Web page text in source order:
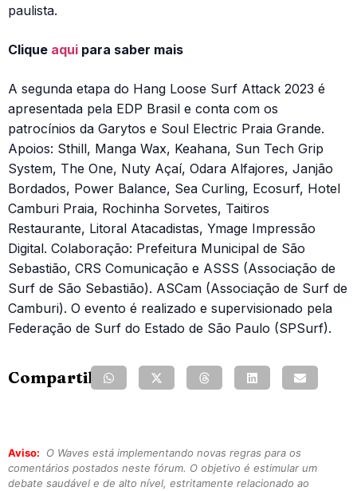
paulista.
Clique aqui para saber mais
A segunda etapa do Hang Loose Surf Attack 2023 é
apresentada pela EDP Brasil e conta com os
patrocínios da Garytos e Soul Electric Praia Grande.
Apoios: Sthill, Manga Wax, Keahana, Sun Tech Grip
System, The One, Nuty Açaí, Odara Alfajores, Janjão
Bordados, Power Balance, Sea Curling, Ecosurf, Hotel
Camburi Praia, Rochinha Sorvetes, Taitiros
Restaurante, Litoral Atacadistas, Ymage Impressão
Digital. Colaboração: Prefeitura Municipal de São
Sebastião, CRS Comunicação e ASSS (Associação de
Surf de São Sebastião). ASCam (Associação de Surf de
Camburi). O evento é realizado e supervisionado pela
Federação de Surf do Estado de São Paulo (SPSurf).
Compartilhe:
Aviso:
O Waves está implementando novas regras para os
comentários postados neste fórum. O objetivo é estimular um
debate saudável e de alto nível, estritamente relacionado ao